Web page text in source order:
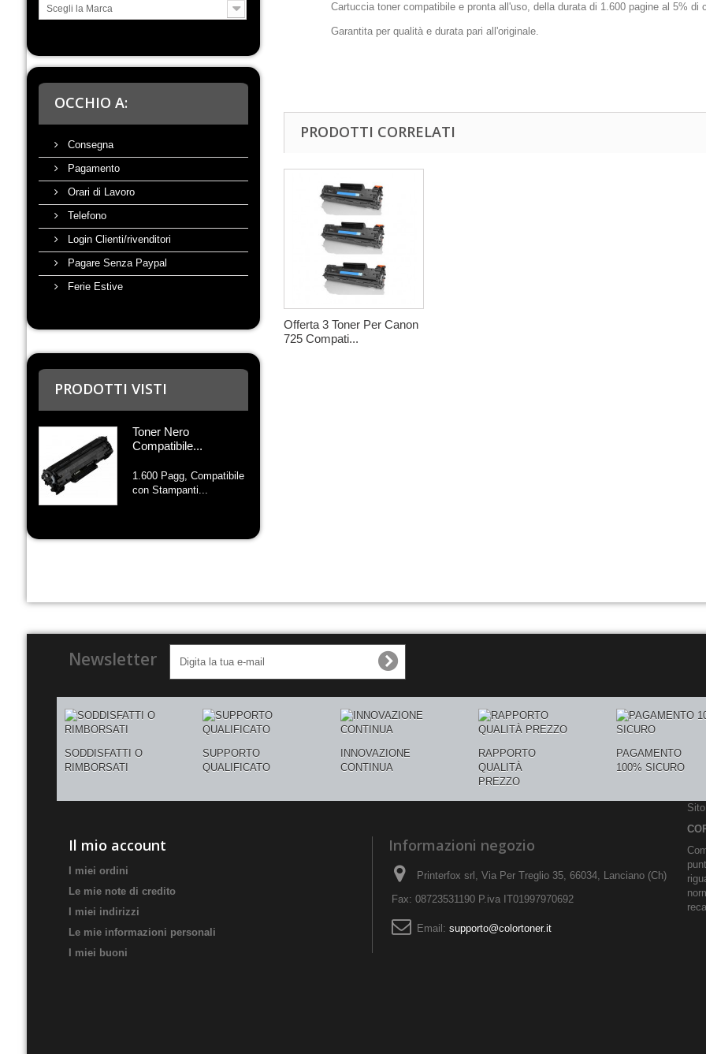
Scegli la Marca
OCCHIO A:
Consegna
Pagamento
Orari di Lavoro
Telefono
Login Clienti/rivenditori
Pagare Senza Paypal
Ferie Estive
PRODOTTI VISTI
Toner Nero
Compatibile...
1.600 Pagg, Compatibile
con Stampanti...
Cartuccia toner compatibile e pronta all'uso, della durata di 1.600 pagine al 5% di
Garantita per qualità e durata pari all'originale.
PRODOTTI CORRELATI
Offerta 3 Toner Per Canon
725 Compati...
Newsletter
SODDISFATTI O
RIMBORSATI
SUPPORTO
QUALIFICATO
INNOVAZIONE
CONTINUA
RAPPORTO
QUALITÀ
PREZZO
PAGAMENTO
100% SICURO
Il mio account
I miei ordini
Le mie note di credito
I miei indirizzi
Le mie informazioni personali
I miei buoni
Informazioni negozio
Printerfox srl, Via Per Treglio 35, 66034, Lanciano (Ch)
Fax: 08723531190 P.iva IT01997970692
Email: supporto@colortoner.it